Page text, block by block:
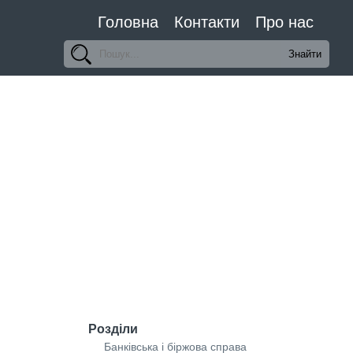
Головна Контакти Про нас
Розділи
Банківська і біржова справа